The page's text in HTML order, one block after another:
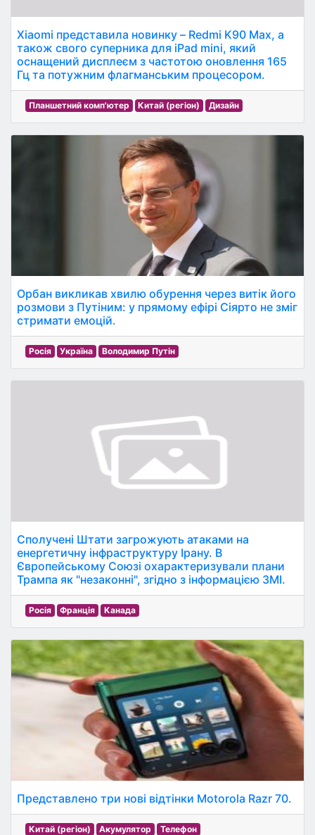
Xiaomi представила новинку – Redmi K90 Max, а
також свого суперника для iPad mini, який
оснащений дисплеєм з частотою оновлення 165
Гц та потужним флагманським процесором.
Планшетний комп'ютер Китай (регіон) Дизайн
Орбан викликав хвилю обурення через витік його
розмови з Путіним: у прямому ефірі Сіярто не зміг
стримати емоцій.
Росія Україна Володимир Путін
Сполучені Штати загрожують атаками на
енергетичну інфраструктуру Ірану. В
Європейському Союзі охарактеризували плани
Трампа як "незаконні", згідно з інформацією ЗМІ.
Росія Франція Канада
Представлено три нові відтінки Motorola Razr 70.
Китай (регіон) Акумулятор Телефон